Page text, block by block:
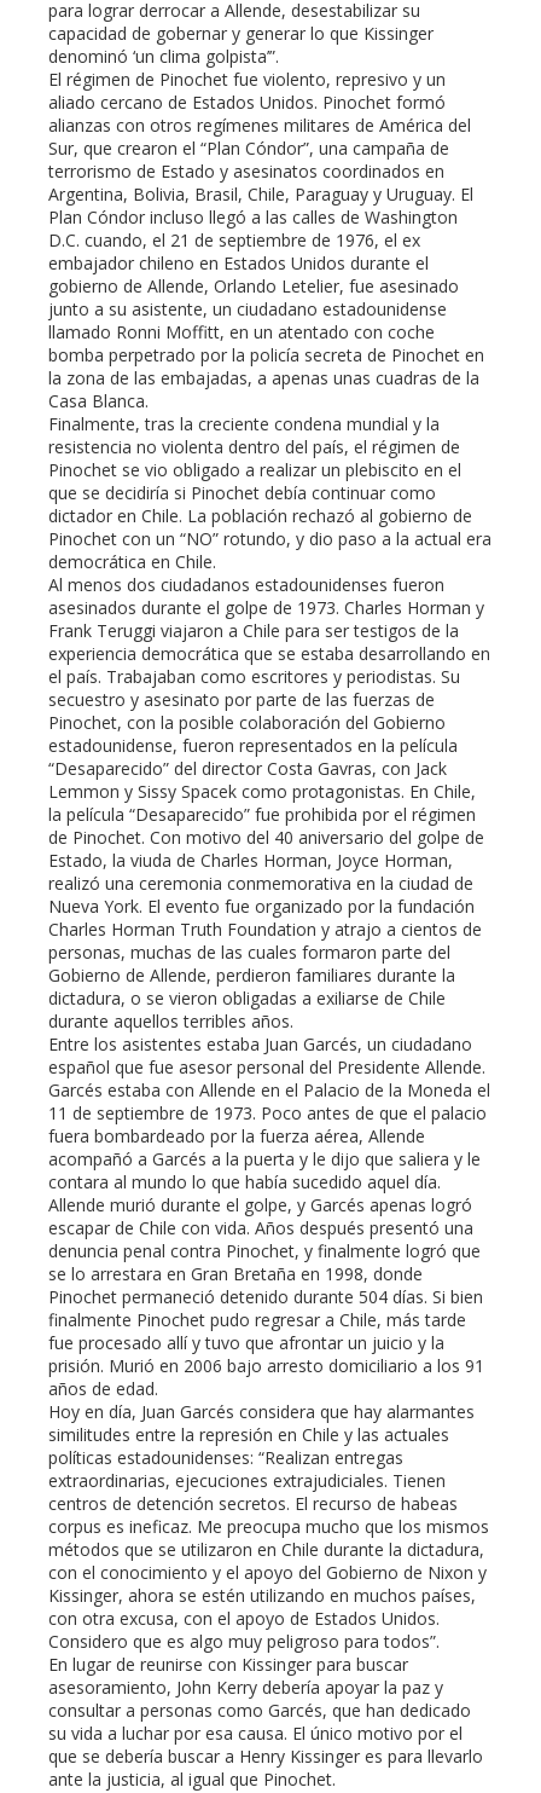
para lograr derrocar a Allende, desestabilizar su
capacidad de gobernar y generar lo que Kissinger
denominó ‘un clima golpista’”.
El régimen de Pinochet fue violento, represivo y un
aliado cercano de Estados Unidos. Pinochet formó
alianzas con otros regímenes militares de América del
Sur, que crearon el “Plan Cóndor”, una campaña de
terrorismo de Estado y asesinatos coordinados en
Argentina, Bolivia, Brasil, Chile, Paraguay y Uruguay. El
Plan Cóndor incluso llegó a las calles de Washington
D.C. cuando, el 21 de septiembre de 1976, el ex
embajador chileno en Estados Unidos durante el
gobierno de Allende, Orlando Letelier, fue asesinado
junto a su asistente, un ciudadano estadounidense
llamado Ronni Moffitt, en un atentado con coche
bomba perpetrado por la policía secreta de Pinochet en
la zona de las embajadas, a apenas unas cuadras de la
Casa Blanca.
Finalmente, tras la creciente condena mundial y la
resistencia no violenta dentro del país, el régimen de
Pinochet se vio obligado a realizar un plebiscito en el
que se decidiría si Pinochet debía continuar como
dictador en Chile. La población rechazó al gobierno de
Pinochet con un “NO” rotundo, y dio paso a la actual era
democrática en Chile.
Al menos dos ciudadanos estadounidenses fueron
asesinados durante el golpe de 1973. Charles Horman y
Frank Teruggi viajaron a Chile para ser testigos de la
experiencia democrática que se estaba desarrollando en
el país. Trabajaban como escritores y periodistas. Su
secuestro y asesinato por parte de las fuerzas de
Pinochet, con la posible colaboración del Gobierno
estadounidense, fueron representados en la película
“Desaparecido” del director Costa Gavras, con Jack
Lemmon y Sissy Spacek como protagonistas. En Chile,
la película “Desaparecido” fue prohibida por el régimen
de Pinochet. Con motivo del 40 aniversario del golpe de
Estado, la viuda de Charles Horman, Joyce Horman,
realizó una ceremonia conmemorativa en la ciudad de
Nueva York. El evento fue organizado por la fundación
Charles Horman Truth Foundation y atrajo a cientos de
personas, muchas de las cuales formaron parte del
Gobierno de Allende, perdieron familiares durante la
dictadura, o se vieron obligadas a exiliarse de Chile
durante aquellos terribles años.
Entre los asistentes estaba Juan Garcés, un ciudadano
español que fue asesor personal del Presidente Allende.
Garcés estaba con Allende en el Palacio de la Moneda el
11 de septiembre de 1973. Poco antes de que el palacio
fuera bombardeado por la fuerza aérea, Allende
acompañó a Garcés a la puerta y le dijo que saliera y le
contara al mundo lo que había sucedido aquel día.
Allende murió durante el golpe, y Garcés apenas logró
escapar de Chile con vida. Años después presentó una
denuncia penal contra Pinochet, y finalmente logró que
se lo arrestara en Gran Bretaña en 1998, donde
Pinochet permaneció detenido durante 504 días. Si bien
finalmente Pinochet pudo regresar a Chile, más tarde
fue procesado allí y tuvo que afrontar un juicio y la
prisión. Murió en 2006 bajo arresto domiciliario a los 91
años de edad.
Hoy en día, Juan Garcés considera que hay alarmantes
similitudes entre la represión en Chile y las actuales
políticas estadounidenses: “Realizan entregas
extraordinarias, ejecuciones extrajudiciales. Tienen
centros de detención secretos. El recurso de habeas
corpus es ineficaz. Me preocupa mucho que los mismos
métodos que se utilizaron en Chile durante la dictadura,
con el conocimiento y el apoyo del Gobierno de Nixon y
Kissinger, ahora se estén utilizando en muchos países,
con otra excusa, con el apoyo de Estados Unidos.
Considero que es algo muy peligroso para todos”.
En lugar de reunirse con Kissinger para buscar
asesoramiento, John Kerry debería apoyar la paz y
consultar a personas como Garcés, que han dedicado
su vida a luchar por esa causa. El único motivo por el
que se debería buscar a Henry Kissinger es para llevarlo
ante la justicia, al igual que Pinochet.